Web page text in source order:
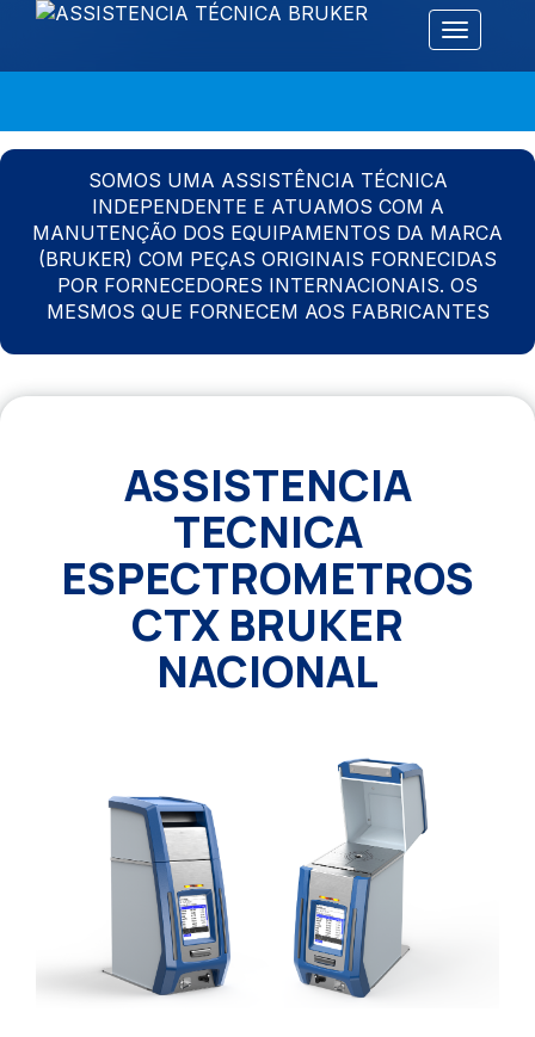
Alternar
SOMOS UMA ASSISTÊNCIA TÉCNICA
INDEPENDENTE E ATUAMOS COM A
MANUTENÇÃO DOS EQUIPAMENTOS DA MARCA
(BRUKER) COM PEÇAS ORIGINAIS FORNECIDAS
POR FORNECEDORES INTERNACIONAIS. OS
MESMOS QUE FORNECEM AOS FABRICANTES
ASSISTENCIA
TECNICA
ESPECTROMETROS
CTX BRUKER
NACIONAL